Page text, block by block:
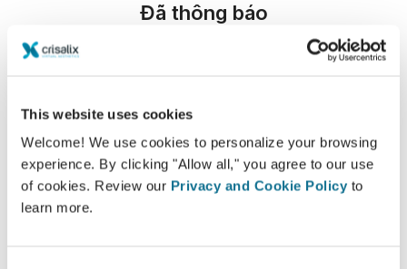
This website uses cookies
Welcome! We use cookies to personalize your browsing
experience. By clicking "Allow all," you agree to our use
of cookies. Review our Privacy and Cookie Policy to
learn more.
Đã thông báo
Crisalix tạo điều kiện cho việc hướng dẫn bệnh
chính họ